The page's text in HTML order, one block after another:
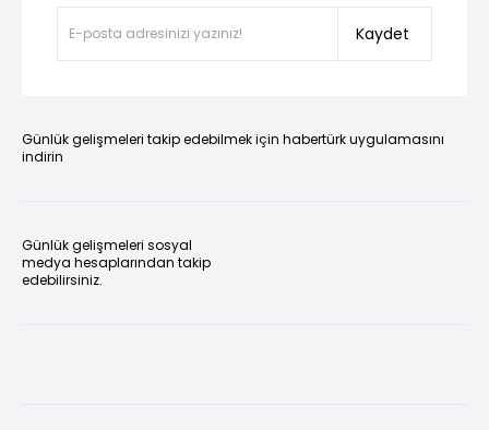
Kaydet
Günlük gelişmeleri takip edebilmek için habertürk uygulamasını
indirin
Günlük gelişmeleri sosyal
medya hesaplarından takip
edebilirsiniz.